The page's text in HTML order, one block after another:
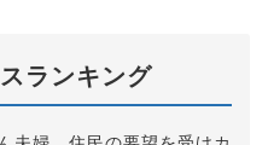
ランキング